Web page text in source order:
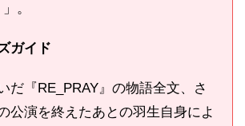
。
ガイド
だ『RE_PRAY』の物語全文、さ
公演を終えたあとの羽生自身によ